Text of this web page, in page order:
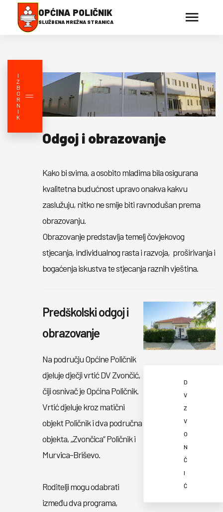
OPĆINA POLIČNIK
SLUŽBENA MREŽNA STRANICA
I
Z
B
O
R
N
I
K
Odgoj i obrazovanje
Kako bi svima, a osobito mladima bila osigurana
kvalitetna budućnost upravo onakva kakvu
zaslužuju, nitko ne smije biti ravnodušan prema
obrazovanju.
Obrazovanje predstavlja temelj čovjekovog
stjecanja, individualnog rasta i razvoja, proširivanja i
bogaćenja iskustva te stjecanja raznih vještina.
Predškolski odgoj i
obrazovanje
Na području Općine Poličnik
djeluje dječji vrtić DV Zvončić,
čiji osnivač je Općina Poličnik.
Vrtić djeluje kroz matični
objekt Poličnik i dva područna
objekta, „Zvončica“ Poličnik i
Murvica-Briševo.
Roditelji mogu odabrati
između dva programa,
D
V
Z
V
O
N
Č
I
Ć